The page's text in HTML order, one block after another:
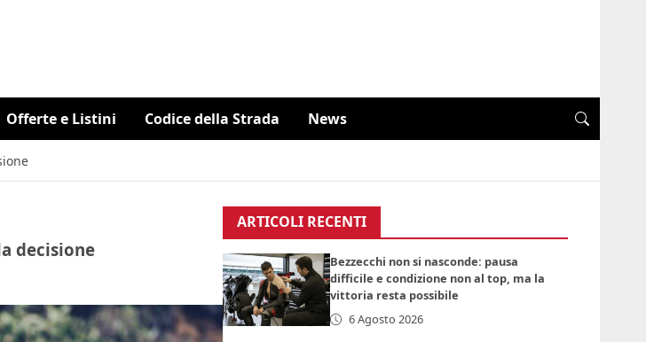
Offerte e Listini Codice della Strada News
decisione
ARTICOLI RECENTI
Bezzecchi non si nasconde: pausa
difficile e condizione non al top, ma la
vittoria resta possibile
6 Agosto 2026